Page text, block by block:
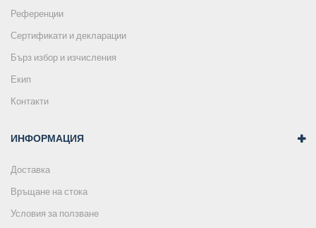
Референции
Сертификати и декларации
Бърз избор и изчисления
Екип
Контакти
ИНФОРМАЦИЯ
Доставка
Връщане на стока
Условия за ползване